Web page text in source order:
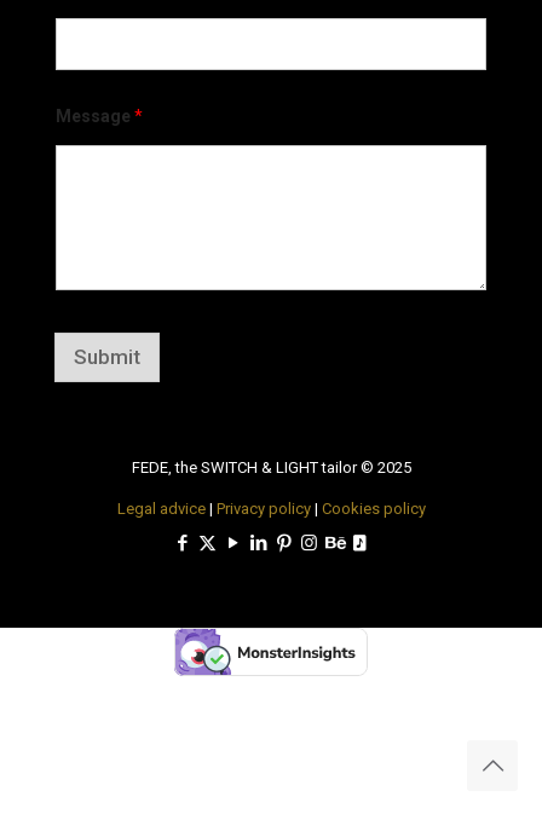
Message *
Submit
FEDE, the SWITCH & LIGHT tailor © 2025
Legal advice| Privacy policy| Cookies policy